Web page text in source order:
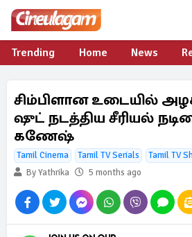
Trending Home News
சிம்பிளான உடையில்
ஷுட் நடத்திய சீரியல்
கணேஷ்
Tamil Cinema Tamil TV Serials Tamil TV
By Yathrika
5 months ago